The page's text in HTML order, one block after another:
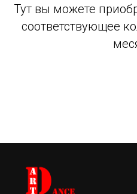
Тут вы можете
соответствующее